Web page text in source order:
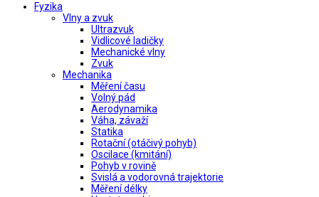
Fyzika
Vlny a zvuk
Ultrazvuk
Vidlicové ladičky
Mechanické vlny
Zvuk
Mechanika
Měření času
Volný pád
Aerodynamika
Váha, závaží
Statika
Rotační (otáčivý pohyb)
Oscilace (kmitání)
Pohyb v rovině
Svislá a vodorovná trajektorie
Měření délky